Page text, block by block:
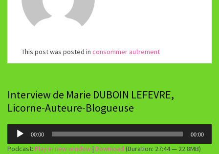
This post was posted in consommer autrement
Interview de Marie DUBOIN LEFEVRE,
Licorne-Auteure-Blogueuse
Lecteur
audio
00:00 00:00
Podcast: Play in new window| Download (Duration: 27:44 — 22.8MB)